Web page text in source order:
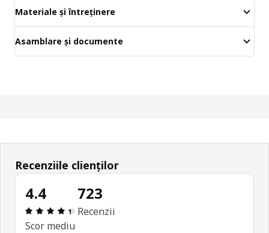
Materiale și întreținere
Asamblare și documente
Recenziile clienților
4.4
Prezentare generală: 4.4 din 5 stele Total
Scor mediu
723
Recenzii